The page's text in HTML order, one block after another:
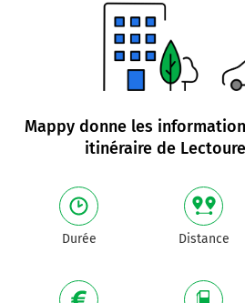
Mappy donne les
itinéraire de
Durée Distance